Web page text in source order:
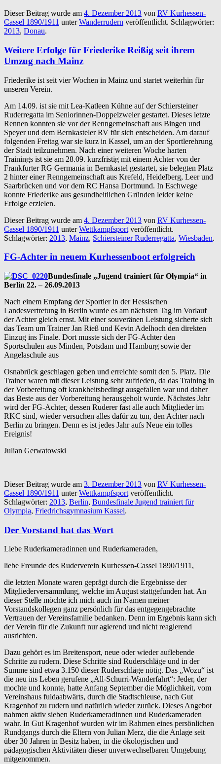
Dieser Beitrag wurde am 4. Dezember 2013 von RV Kurhessen-
Cassel 1890/1911 unterWanderrudern veröffentlicht. Schlagwörter:
2013, Donau.
Weitere Erfolge für Friederike Reißig seit ihrem
Umzug nach Mainz
Friederike ist seit vier Wochen in Mainz und startet weiterhin für
unseren Verein.
Am 14.09. ist sie mit Lea-Katleen Kühne auf der Schiersteiner
Ruderregatta im Seniorinnen-Doppelzweier gestartet. Dieses letzte
Rennen konnten sie vor der Renngemeinschaft aus Bingen und
Speyer und dem Bernkasteler RV für sich entscheiden. Am darauf
folgenden Freitag war sie kurz in Kassel, um an der Sportlerehrung
der Stadt teilzunehmen. Nach einer weiteren Woche harten
Trainings ist sie am 28.09. kurzfristig mit einem Achter von der
Frankfurter RG Germania in Bernkastel gestartet, sie belegten Platz
2 hinter einer Renngemeinschaft aus Krefeld, Heidelberg, Leer und
Saarbrücken und vor dem RC Hansa Dortmund. In Eschwege
konnte Friederike aus gesundheitlichen Gründen leider keine
Erfolge erzielen.
Dieser Beitrag wurde am 4. Dezember 2013 von RV Kurhessen-
Cassel 1890/1911 unterWettkampfsport veröffentlicht.
Schlagwörter: 2013, Mainz, Schiersteiner Ruderregatta, Wiesbaden.
FG-Achter in neuem Kurhessenboot erfolgreich
Bundesfinale „Jugend trainiert für Olympia“ in
Berlin 22. – 26.09.2013
Nach einem Empfang der Sportler in der Hessischen
Landesvertretung in Berlin wurde es am nächsten Tag im Vorlauf
der Achter gleich ernst. Mit einer souveränen Leistung sicherte sich
das Team um Trainer Jan Rieß und Kevin Adelhoch den direkten
Einzug ins Finale. Dort musste sich der FG-Achter den
Sportschulen aus Minden, Potsdam und Hamburg sowie der
Angelaschule aus
Osnabrück geschlagen geben und erreichte somit den 5. Platz. Die
Trainer waren mit dieser Leistung sehr zufrieden, da das Training in
der Vorbereitung oft krankheitsbedingt ausgefallen war und daher
das Beste aus der Vorbereitung herausgeholt wurde. Nächstes Jahr
wird der FG-Achter, dessen Ruderer fast alle auch Mitglieder im
RKC sind, wieder versuchen alles dafür zu tun, den Achter nach
Berlin zu bringen. Denn es ist jedes Jahr aufs Neue ein tolles
Ereignis!
Julian Gerwatowski
Dieser Beitrag wurde am 3. Dezember 2013 von RV Kurhessen-
Cassel 1890/1911 unterWettkampfsport veröffentlicht.
Schlagwörter: 2013, Berlin, Bundesfinale Jugend trainiert für
Olympia, Friedrichsgymnasium Kassel.
Der Vorstand hat das Wort
Liebe Ruderkameradinnen und Ruderkameraden,
liebe Freunde des Ruderverein Kurhessen-Cassel 1890/1911,
die letzten Monate waren geprägt durch die Ergebnisse der
Mitgliederversammlung, welche im August stattgefunden hat. An
dieser Stelle möchte ich mich auch im Namen meiner
Vorstandskollegen ganz persönlich für das entgegengebrachte
Vertrauen der Vereinsfamilie bedanken. Denn im Ergebnis kann sich
der Verein für die Zukunft nur agierend und nicht reagierend
ausrichten.
Dazu gehört es im Breitensport, neue oder wieder auflebende
Schritte zu rudern. Diese Schritte sind Ruderschläge und in der
Summe sind etwa 3.150 dieser Ruderschläge nötig. Das „Wozu“ ist
die neu ins Leben gerufene „All-Schurri-Wanderfahrt“: Jeder, der
mochte und konnte, hatte Anfang September die Möglichkeit, vom
Vereinshaus fuldaabwärts, durch die Stadtschleuse, nach Gut
Kragenhof zu rudern und natürlich wieder zurück. Dieses Angebot
nahmen aktiv sieben Ruderkameradinnen und Ruderkameraden
wahr. In Gut Kragenhof wurden wir im Rahmen eines persönlichen
Rundgangs durch die Eltern von Julian Merz, die die Anlage seit
über 30 Jahren in Besitz haben, in die ökologischen und
pädagogischen Aktivitäten dieser unverwechselbaren Umgebung
mitgenommen.